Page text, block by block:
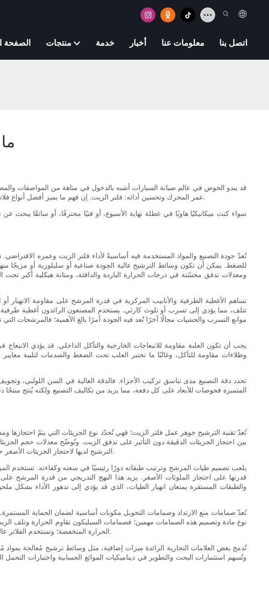
الصفحة منتجات خدمة أخبار معلومات عنا اتصل بنا
قد يبدو الخوض في عالم صيانة السيارات أشبه بالدخول في متاهة من المواصفات
عمر المحرك وتحسين أدائه: فلتر الزيت. إن فهم ما يميز أفضل أنواع فلاتر الزيت المتوفرة في السوق يساعدك على اتخاذ خيارات مدروسة تحمي محركك، وتحسن كفاءته، وتوفر لك المال على المدى الطويل.
سواء كنت ميكانيكيًا هاويًا في عطلة نهاية الأسبوع، أو فنيًا محترفًا، أو سائقًا يبحث
تُعدّ جودة التصنيع والمواد المستخدمة فيه أساسيةً لأداء فلتر الزيت وعمره
للضغط. يمكن أن تكون وسائط الترشيح عالية الجودة صناعية أو سليلوزية أو مزيجًا
ومعدلات تدفق محسّنة في درجات الحرارة الباردة والدافئة، ومتانة هيكلية أكبر
تساهم الأغطية الطرفية والأنابيب المركزية في قدرة المرشح على مقاومة
تتلف، مما يؤدي إلى تسرب أو تلوث كارثي. يستخدم المصنعون الرائدون أغطية
موانع التسرب والحشيات مجالًا آخرًا تُعد فيه الجودة أمرًا بالغ الأهمية؛ فالمرشحات
يجب أن تكون العلبة مقاومة للانبعاجات الخارجية والتآكل الداخلي. قد يؤدي
وطلاءات مقاومة للتآكل، وغالبًا ما تختبر العلب تحت الضغط والصدمات لتلبية
تحدد دقة التصنيع مدى تناسق تركيب الأجزاء. فالدقة العالية في السن اللولبي،
المتميزة فحوصات للأبعاد على كل دفعة، مما يزيد من تكاليف التصنيع ولكنه يُنتج منتجًا
تُعدّ تقنية الترشيح جوهر عمل فلتر الزيت؛ فهي تُحدّد نوع الجزيئات التي يتمّ
بين احتجاز الجزيئات الدقيقة دون التأثير على تدفق الزيت. وتُوضّح معدلات حجم
الترشيح لديها لاحتجاز الجزيئات الأصغر حجمًا بكفاءة أعلى مع الحفاظ على انخفاض مقبول في الضغط عبر الفلتر. وهذا يُقلّل من التآكل الناتج عن الاحتكاك ويُطيل عمر المحرك.
يلعب تصميم طيات المرشح وترتيب طبقاته دورًا رئيسيًا في سعته وكفاءته. تستخدم
قدرتها على احتجاز الملوثات الأصغر. يزيد هذا النهج التدريجي من قدرة المرشح
والطبقات المستقرة يمنعان انهيار الطيات، الذي قد يؤدي إلى تدهور الأداء
تُعدّ صمامات منع الارتداد وصمامات التحويل مكونات أساسية لضمان الحماية
نوع مادة وتصميم هذه الصمامات مهمين؛ فصمامات السيليكون تقاوم الحرارة وتلف
الحرارة المنخفضة؛ وتستخدم الفلاتر عالية الجودة صمامات تحويل مُعايرة بدقة لا تُفتح إلا عند الحاجة، مما يقلل من دوران الزيت غير المُصفّى ويحمي المحرك من نقص الزيت.
تُدمج بعض العلامات التجارية الرائدة ميزات إضافية، مثل وسائط ترشيح مُعالجة
وتُسهم استثمارات البحث والتطوير في ديناميكيات الموائع الحسابية واختبارات التحمل